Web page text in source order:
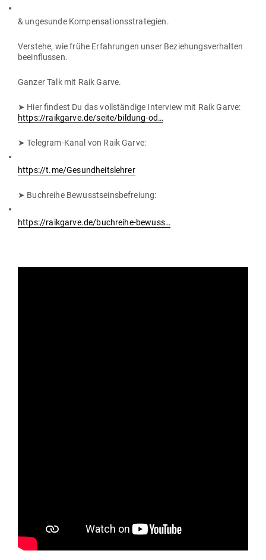
& unge­sunde Kompensationsstrategien.
Ver­stehe, wie frühe Erfah­rungen unser Bezie­hungs­ver­halten
beeinflussen.
Ganzer Talk mit Raik Garve.
➤ Hier findest Du das voll­ständige Interview mit Raik Garve:
https://raikgarve.de/seite/bildung-od…
➤ Telegram-Kanal von Raik Garve:
https://t.me/Gesundheitslehrer
➤ Buch­reihe Bewusstseinsbefreiung:
https://raikgarve.de/buchreihe-bewuss…